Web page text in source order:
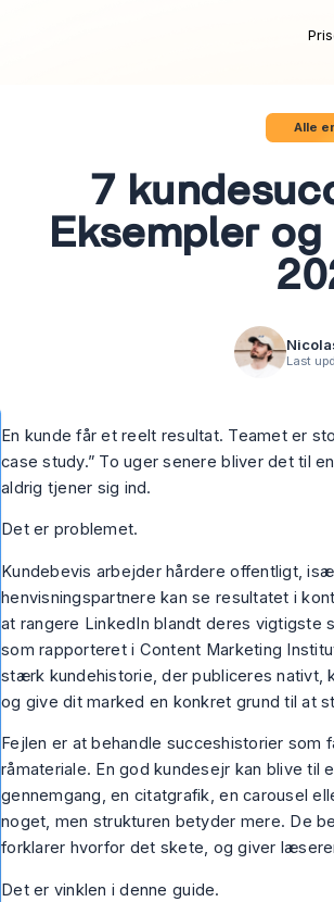
Alle
7
Eksempler
Last
En kunde får et reelt resultat. Teamet er
case study.” To uger senere bliver det til
aldrig tjener sig ind.
Det er problemet.
Kundebevis arbejder hårdere offentligt,
henvisningspartnere kan se resultatet i
at rangere LinkedIn blandt deres vigtigste
som rapporteret i Content Marketing
stærk kundehistorie, der publiceres nativt,
og give dit marked en konkret grund til at
Fejlen er at behandle succeshistorier
råmateriale. En god kundesejr kan blive
gennemgang, en citatgrafik, en carousel
noget, men strukturen betyder mere. De
forklarer hvorfor det skete, og giver
Det er vinklen i denne guide.